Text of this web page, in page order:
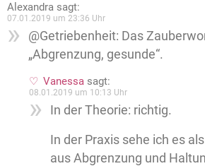
Alexandra sagt:
07.01.2019 um 23:36 Uhr
@Getriebenheit: Das
„Abgrenzung, gesunde“.
Vanessa sagt:
08.01.2019 um 10:13 Uhr
In der Theorie: richtig.
In der Praxis sehe ich es
aus Abgrenzung und